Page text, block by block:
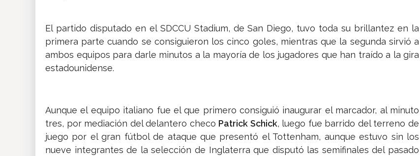
El partido disputado en el SDCCU Stadium, de San Diego, tuvo toda su brillantez en la
primera parte cuando se consiguieron los cinco goles, mientras que la segunda sirvió a
ambos equipos para darle minutos a la mayoría de los jugadores que han traído a la gira
estadounidense.
Aunque el equipo italiano fue el que primero consiguió inaugurar el marcador, al minuto
tres, por mediación del delantero checo Patrick Schick, luego fue barrido del terreno de
juego por el gran fútbol de ataque que presentó el Tottenham, aunque estuvo sin los
nueve integrantes de la selección de Inglaterra que disputó las semifinales del pasado